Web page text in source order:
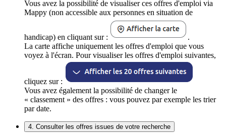
Vous avez la possibilité de visualiser ces offres d'emploi via
Mappy (non accessible aux personnes en situation de
handicap) en cliquant sur :
.
La carte affiche uniquement les offres d'emploi que vous
voyez à l'écran. Pour visualiser les offres d'emploi suivantes,
cliquez sur :
Vous avez également la possibilité de changer le
« classement » des offres : vous pouvez par exemple les trier
par date.
4. Consulter les offres issues de votre recherche